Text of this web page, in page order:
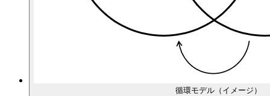
循環モデル（イメージ）